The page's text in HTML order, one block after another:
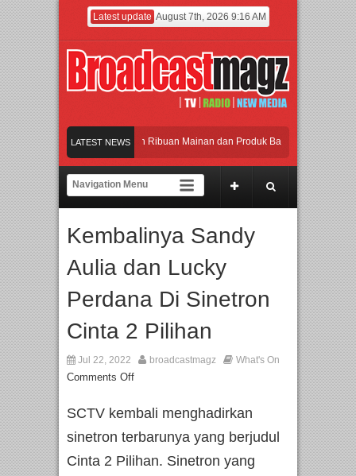
Latest update August 7th, 2026 9:16 AM
LATEST NEWS
Jakarta dengan Ribuan Mainan dan Produk Bayi dari Seluruh Dunia,
Gerbang Inovasi dan Peluang Bisnis Industri Gifts dan Housewares Asia
Perpaduan Warisan Dan Semangat Lokal, BIRKENSTOCK INDONESIA
Jakarta dengan Ribuan Mainan dan Produk Bayi dari Seluruh Dunia,
Kembalinya Sandy
Aulia dan Lucky
Perdana Di Sinetron
Cinta 2 Pilihan
Jul 22, 2022 broadcastmagz What's On
Comments Off
SCTV kembali menghadirkan
sinetron terbarunya yang berjudul
Cinta 2 Pilihan. Sinetron yang